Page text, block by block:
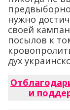
нужно
своей
посылов к
дух
и